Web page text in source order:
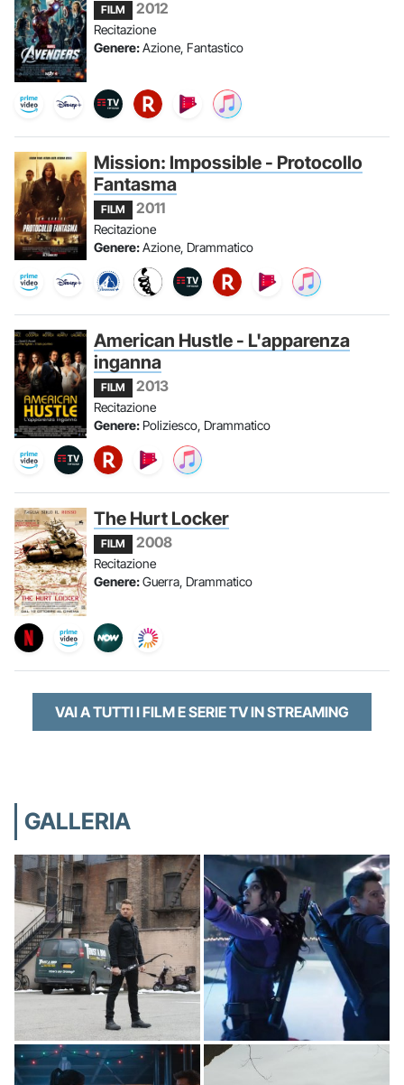
FILM 2012
Recitazione
Genere:Azione, Fantastico
Mission: Impossible - Protocollo
Fantasma
FILM 2011
Recitazione
Genere:Azione, Drammatico
American Hustle - L'apparenza
inganna
FILM 2013
Recitazione
Genere: Poliziesco, Drammatico
The Hurt Locker
FILM 2008
Recitazione
Genere:Guerra, Drammatico
VAI A TUTTI I FILM E SERIE TV IN STREAMING
GALLERIA